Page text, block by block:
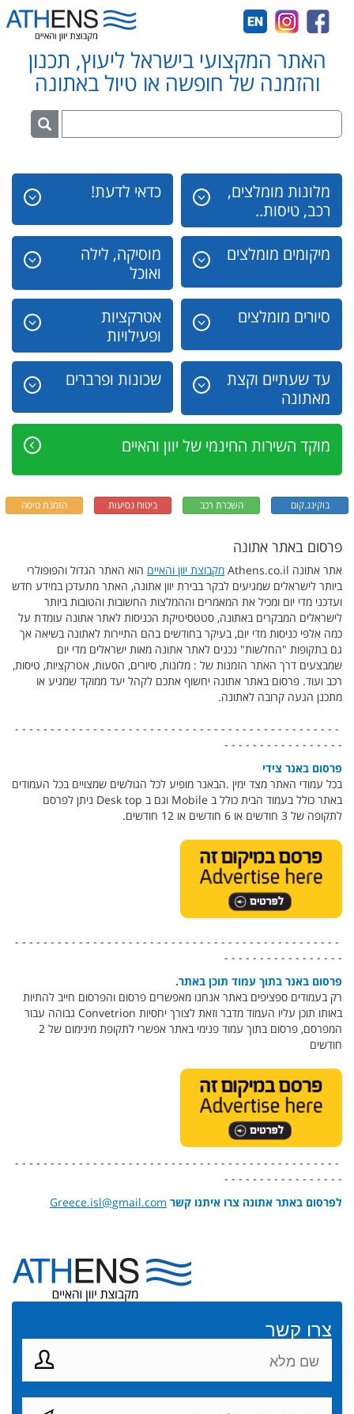
האתר המקצועי בישראל ליעוץ, תכנון
והזמנה של חופשה או טיול באתונה
מלונות מומלצים,
רכב, טיסות..
כדאי לדעת!
מיקומים מומלצים
מוסיקה, לילה
ואוכל
סיורים מומלצים
אטרקציות
ופעילויות
עד שעתיים וקצת
מאתונה
שכונות ופרברים
מוקד השירות החינמי של יוון והאיים
בוקינג.קום השכרת רכב ביטוח נסיעות הזמנת טיסה
פרסום באתר אתונה
אתר אתונה Athens.co.il מקבוצת יוון והאיים הוא האתר הגדול והפופולרי
ביותר לישראלים שמגיעים לבקר בבירת יוון אתונה, האתר מתעדכן במידע חדש
ועדכני מדי יום ומכיל את המאמרים וההמלצות החשובות והטובות ביותר
לישראלים המבקרים באתונה, סטטסיטיקת הכניסות לאתר אתונה עומדת על
כמה אלפי כניסות מדי יום, בעיקר בחודשים בהם התיירות לאתונה בשיאה אך
גם בתקופות "החלשות" נכנים לאתר אתונה מאות ישראלים מדי יום
שמבצעים דרך האתר הזמנות של : מלונות, סיורים, הסעות, אטרקציות, טיסות,
רכב ועוד. פרסום באתר אתונה יחשוף אתכם לקהל יעד ממוקד שמגיע או
מתכנן הגעה קרובה לאתונה.
- - - - - - - - - - - - - - - - - - - - - - - - - - - - - - - - - - - - - - - - - - - - - -
- - - - - - - - - - - - - - - - -
פרסום באנר צידי
בכל עמודי האתר מצד ימין .הבאנר מופיע לכל הגולשים שמצויים בכל העמודים
באתר כולל בעמוד הבית כולל ב Mobile וגם ב Desk top ניתן לפרסם
לתקופה של 3 חודשים או 6 חודשים או 12 חודשים.
- - - - - - - - - - - - - - - - - - - - - - - - - - - - - - - - - - - - - - - - - - - - - -
- - - - - - - - - - - - - - - - -
פרסום באנר בתוך עמוד תוכן באתר.
רק בעמודים ספציפים באתר אנחנו מאפשרים פרסום והפרסום חייב להתיות
באותו תוכן עליו העמוד מדבר וזאת לצורך יחסיות Convetrion גבוהה עבור
המפרסם, פרסום בתוך עמוד פנימי באתר אפשרי לתקופת מינימום של 2
חודשים
- - - - - - - - - - - - - - - - - - - - - - - - - - - - - - - - - - - - - - - - - - - - - -
- - - - - - - - - - - - - - - - -
לפרסום באתר אתונה צרו איתנו קשר Greece.isl@gmail.com